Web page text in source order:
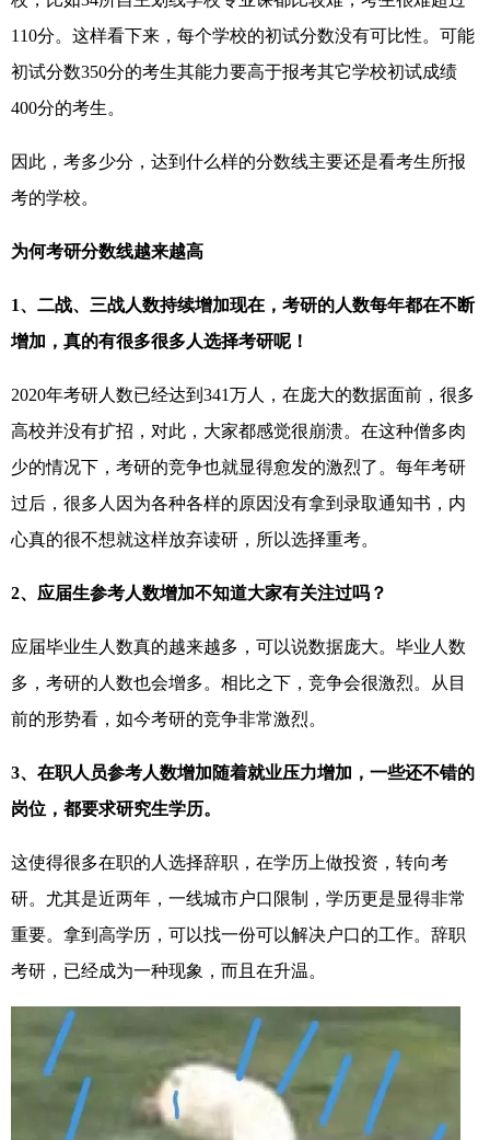
110分。这样看下来，每个学校的初试分数没有可比性。可能
初试分数350分的考生其能力要高于报考其它学校初试成绩
400分的考生。
因此，考多少分，达到什么样的分数线主要还是看考生所报
考的学校。
为何考研分数线越来越高
1、二战、三战人数持续增加现在，考研的人数每年都在不断
增加，真的有很多很多人选择考研呢！
2020年考研人数已经达到341万人，在庞大的数据面前，很多
高校并没有扩招，对此，大家都感觉很崩溃。在这种僧多肉
少的情况下，考研的竞争也就显得愈发的激烈了。每年考研
过后，很多人因为各种各样的原因没有拿到录取通知书，内
心真的很不想就这样放弃读研，所以选择重考。
2、应届生参考人数增加不知道大家有关注过吗？
应届毕业生人数真的越来越多，可以说数据庞大。毕业人数
多，考研的人数也会增多。相比之下，竞争会很激烈。从目
前的形势看，如今考研的竞争非常激烈。
3、在职人员参考人数增加随着就业压力增加，一些还不错的
岗位，都要求研究生学历。
这使得很多在职的人选择辞职，在学历上做投资，转向考
研。尤其是近两年，一线城市户口限制，学历更是显得非常
重要。拿到高学历，可以找一份可以解决户口的工作。辞职
考研，已经成为一种现象，而且在升温。